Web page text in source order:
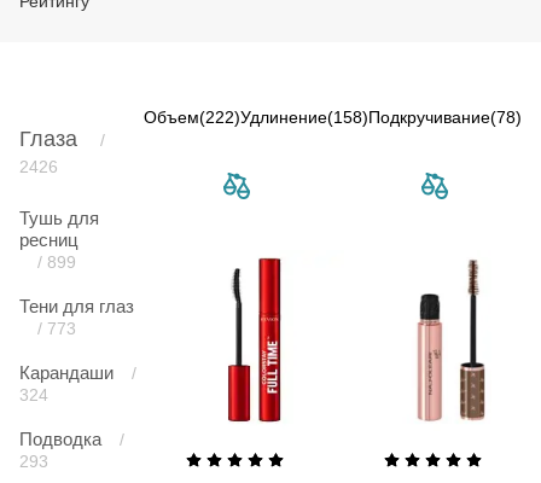
Глаза
/
2426
Тушь для
ресниц
/ 899
Тени для глаз
/ 773
Карандаши
/
324
Подводка
/
293
Объем(222)Удлинение(158)Подкручивание(78)